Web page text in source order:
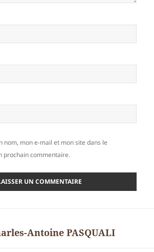
nom, mon e-mail et mon site dans le
prochain commentaire.
Antoine PASQUALI